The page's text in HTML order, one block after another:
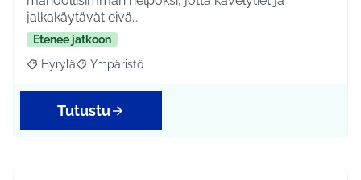
jalkakäytävät eivä…
Etenee jatkoon
Rajaa tulokset aihepiirin mukaan: Hyrylä
Hyrylä Rajaa tulokset teeman mukaan: Ympäristö
Ympäristö
Tutustu